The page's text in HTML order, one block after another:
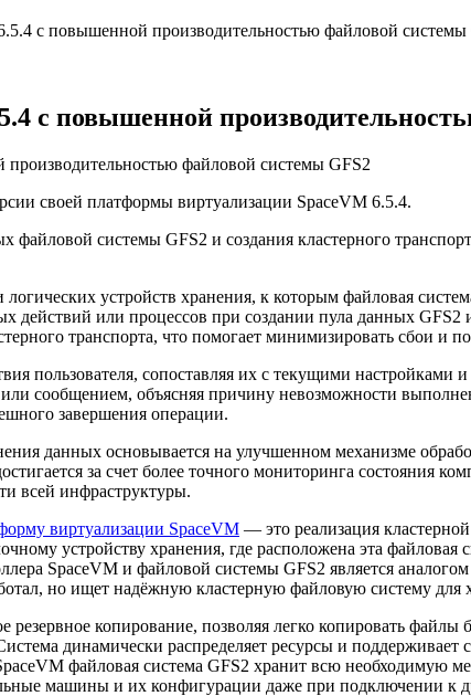
с повышенной производительностью файловой системы
с повышенной
своей платформы виртуализации SpaceVM 6.5.4.
системы GFS2 и создания кластерного
устройств хранения, к которым файловая
действий или процессов при создании пула данных
транспорта, что помогает минимизировать сбои и
пользователя, сопоставляя их с текущими
сообщением, объясняя причину невозможности
завершения операции.
данных основывается на улучшенном механизме
за счет более точного мониторинга состояния
всей инфраструктуры.
виртуализации SpaceVM — это реализация
устройству хранения, где расположена эта
SpaceVM и файловой системы GFS2 является
но ищет надёжную кластерную файловую систему
резервное копирование, позволяя легко копировать
динамически распределяет ресурсы и поддерживает
файловая система GFS2 хранит всю необходимую
машины и их конфигурации даже при подключении к